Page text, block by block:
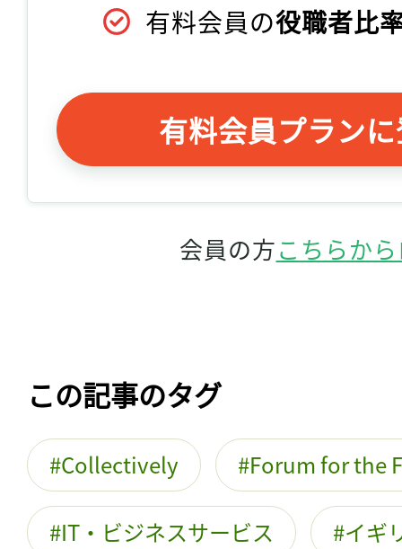
有料会員の役職者比
有料会員プラン
会員の方こちらか
この記事のタグ
Collectively Forum for the
IT・ビジネスサービス イギ